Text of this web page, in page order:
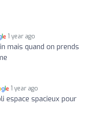
1 year ago
mais quand on prends
1 year ago
espace spacieux pour